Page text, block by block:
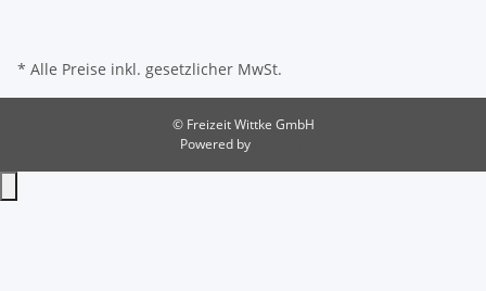
* Alle Preise inkl. gesetzlicher MwSt.
© Freizeit Wittke GmbH
Powered by